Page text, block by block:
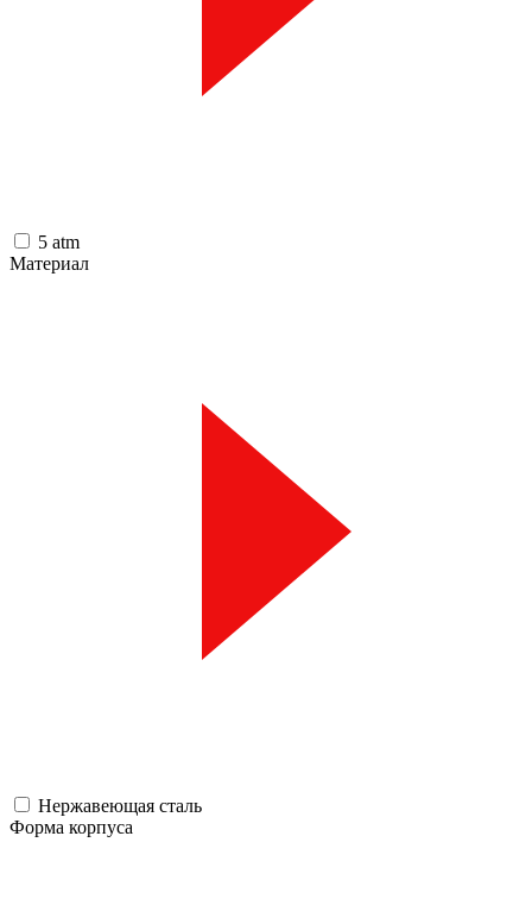
5 atm
Материал
Нержавеющая сталь
Форма корпуса